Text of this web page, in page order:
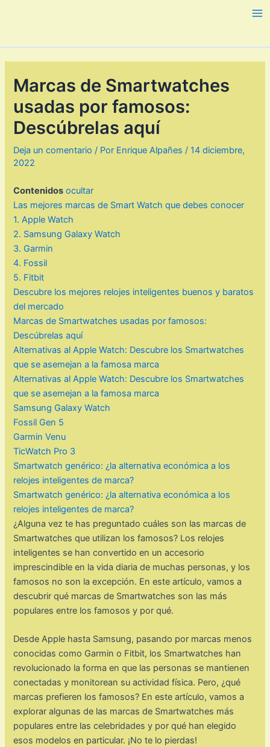
Marcas de Smartwatches
usadas por famosos:
Descúbrelas aquí
Deja un comentario / Por Enrique Alpañes/14 diciembre,
2022
Contenidos ocultar
Las mejores marcas de Smart Watch que debes conocer
1. Apple Watch
2. Samsung Galaxy Watch
3. Garmin
4. Fossil
5. Fitbit
Descubre los mejores relojes inteligentes buenos y baratos
del mercado
Marcas de Smartwatches usadas por famosos:
Descúbrelas aquí
Alternativas al Apple Watch: Descubre los Smartwatches
que se asemejan a la famosa marca
Alternativas al Apple Watch: Descubre los Smartwatches
que se asemejan a la famosa marca
Samsung Galaxy Watch
Fossil Gen 5
Garmin Venu
TicWatch Pro 3
Smartwatch genérico: ¿la alternativa económica a los
relojes inteligentes de marca?
Smartwatch genérico: ¿la alternativa económica a los
relojes inteligentes de marca?
¿Alguna vez te has preguntado cuáles son las marcas de
Smartwatches que utilizan los famosos? Los relojes
inteligentes se han convertido en un accesorio
imprescindible en la vida diaria de muchas personas, y los
famosos no son la excepción. En este artículo, vamos a
descubrir qué marcas de Smartwatches son las más
populares entre los famosos y por qué.
Desde Apple hasta Samsung, pasando por marcas menos
conocidas como Garmin o Fitbit, los Smartwatches han
revolucionado la forma en que las personas se mantienen
conectadas y monitorean su actividad física. Pero, ¿qué
marcas prefieren los famosos? En este artículo, vamos a
explorar algunas de las marcas de Smartwatches más
populares entre las celebridades y por qué han elegido
esos modelos en particular. ¡No te lo pierdas!